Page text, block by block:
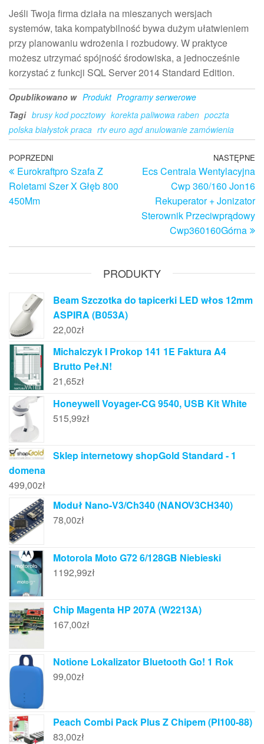
Jeśli Twoja firma działa na mieszanych wersjach
systemów, taka kompatybilność bywa dużym ułatwieniem
przy planowaniu wdrożenia i rozbudowy. W praktyce
możesz utrzymać spójność środowiska, a jednocześnie
korzystać z funkcji SQL Server 2014 Standard Edition.
Opublikowano w Produkt Programy serwerowe
Tagi brusy kod pocztowy korekta paliwowa raben poczta
polska białystok praca rtv euro agd anulowanie zamówienia
Nawigacja
wpisu
Poprzedni
wpis
POPRZEDNI
Eurokraftpro Szafa Z
Roletami Szer X Głęb 800
450Mm
NASTĘPNE
Ecs Centrala Wentylacyjna
Cwp 360/160 Jon16
Rekuperator + Jonizator
Sterownik Przeciwprądowy
Cwp360160Górna
PRODUKTY
Beam Szczotka do tapicerki LED włos 12mm
ASPIRA (B053A)
22,00zł
Michalczyk I Prokop 141 1E Faktura A4
Brutto Peł.N!
21,65zł
Honeywell Voyager-CG 9540, USB Kit White
515,99zł
Sklep internetowy shopGold Standard - 1
domena
499,00zł
Moduł Nano-V3/Ch340 (NANOV3CH340)
78,00zł
Motorola Moto G72 6/128GB Niebieski
1192,99zł
Chip Magenta HP 207A (W2213A)
167,00zł
Notione Lokalizator Bluetooth Go! 1 Rok
99,00zł
Peach Combi Pack Plus Z Chipem (PI100-88)
83,00zł